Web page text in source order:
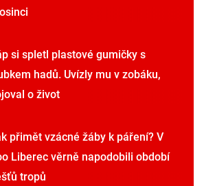
si spletl plastové gumičky s
hadů. Uvízly mu v zobáku,
o život
přimět vzácné žáby k páření? V
Liberec věrně napodobili období
tropů